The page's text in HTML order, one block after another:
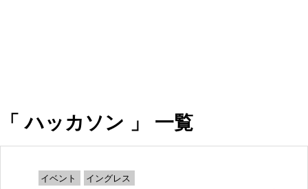
「 ハッカソン 」 一覧
イベント イングレス